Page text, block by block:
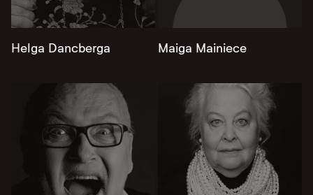
Helga Dancberga Maiga Mainiece